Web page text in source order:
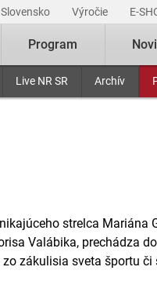
Výročie E-
Live NR SR Archív
Program
strelca Mariána
Valábika, prechádza
zákulisia sveta športu či